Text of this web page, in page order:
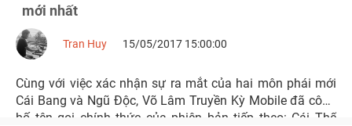
mới nhất
Tran Huy 15/05/2017 15:00:00
Cùng với việc xác nhận sự ra mắt của hai môn phái mới
Cái Bang và Ngũ Độc, Võ Lâm Truyền Kỳ Mobile đã công
bố tên gọi chính thức của phiên bản tiếp theo: Cái Thế